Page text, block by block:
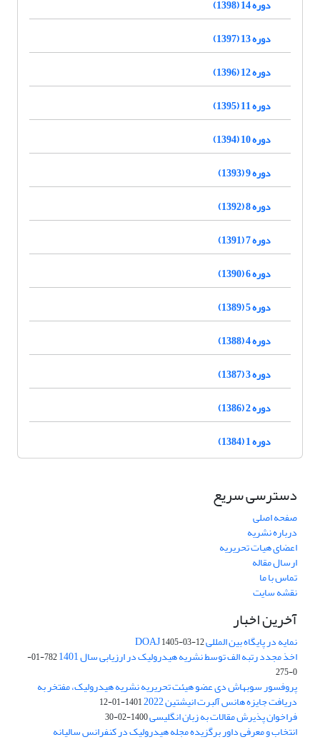
دوره 14 (1398)
دوره 13 (1397)
دوره 12 (1396)
دوره 11 (1395)
دوره 10 (1394)
دوره 9 (1393)
دوره 8 (1392)
دوره 7 (1391)
دوره 6 (1390)
دوره 5 (1389)
دوره 4 (1388)
دوره 3 (1387)
دوره 2 (1386)
دوره 1 (1384)
دسترسی سریع
صفحه اصلی
درباره نشریه
اعضای هیات تحریریه
ارسال مقاله
تماس با ما
نقشه سایت
آخرین اخبار
نمایه در پایگاه بین المللی DOAJ1405-03-12
اخذ مجدد رتبه الف توسط نشریه هیدرولیک در ارزیابی سال 1401
782-01-
0-275
پروفسور سوبهاش دی عضو هیئت تحریریه نشریه هیدرولیک، مفتخر به
دریافت جایزه هانس آلبرت انیشتین 2022 1401-01-12
فراخوان پذیرش مقالات به زبان انگلیسی1400-02-30
انتخاب و معرفی داور برگزیده مجله هیدرولیک در کنفرانس سالیانه